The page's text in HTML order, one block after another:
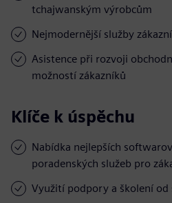
tchajwanským výrobcům
Nejmodernější služby
Asistence při rozvoji
možností zákazníků
Klíče k úspěchu
Nabídka nejlepších
poradenských služeb pro
Využití podpory a školení od